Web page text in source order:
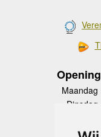
Maandag
Dinsdag
Donderdag